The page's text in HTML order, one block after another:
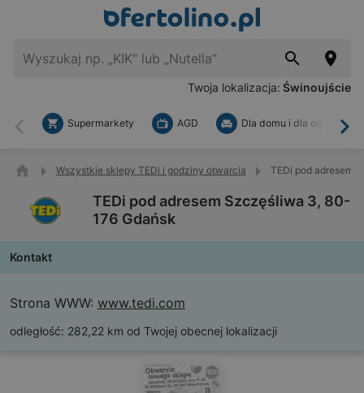
Twoja lokalizacja: Świnoujście
Wstecz
Supermarkety AGD Dla domu i dla ogrodu
Wszystkie sklepy TEDi i godziny otwarcia TEDi pod adresem
TEDi pod adresem Szczęśliwa 3, 80-
176 Gdańsk
Kontakt
Strona WWW: www.tedi.com
odległość: 282,22 km od Twojej obecnej lokalizacji